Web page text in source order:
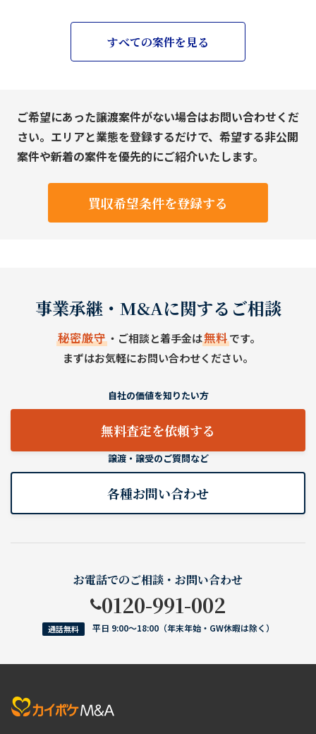
すべての案件を見る
ご希望にあった譲渡案件がない場合はお問い合わせくだ
さい。エリアと業態を登録するだけで、希望する非公開
案件や新着の案件を優先的にご紹介いたします。
買収希望条件を登録する
事業承継・M&Aに関するご相談
秘密厳守・ご相談と着手金は無料です。
まずはお気軽にお問い合わせください。
自社の価値を知りたい方
無料査定を依頼する
譲渡・譲受のご質問など
各種お問い合わせ
お電話でのご相談・お問い合わせ
0120-991-002
通話無料 平日 9:00〜18:00（年末年始・GW休暇は除く）